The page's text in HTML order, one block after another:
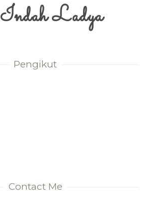
Indah Ladya
Pengikut
Contact Me